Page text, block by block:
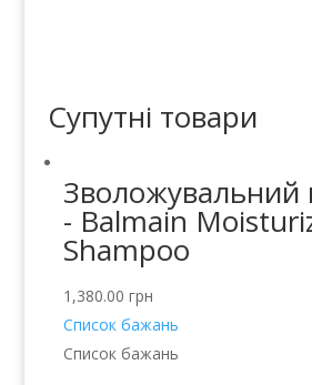
Супутні товари
- Balmain
Shampoo
1,380.00 грн
Список бажань
Список бажань